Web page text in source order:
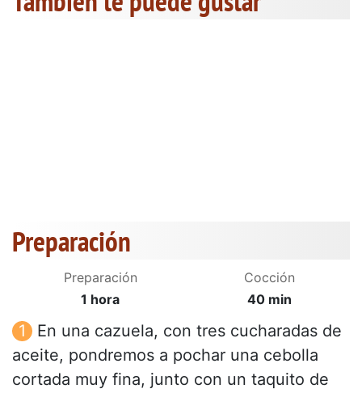
Preparación
Preparación
1 hora
Cocción
40 min
En una cazuela, con tres cucharadas de
aceite, pondremos a pochar una cebolla
cortada muy fina, junto con un taquito de